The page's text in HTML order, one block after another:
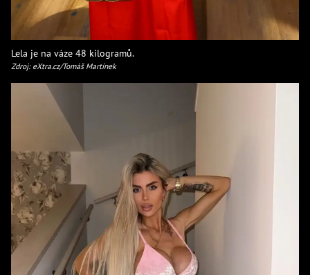
Lela je na váze 48 kilogramů.
Zdroj: eXtra.cz/Tomáš Martínek